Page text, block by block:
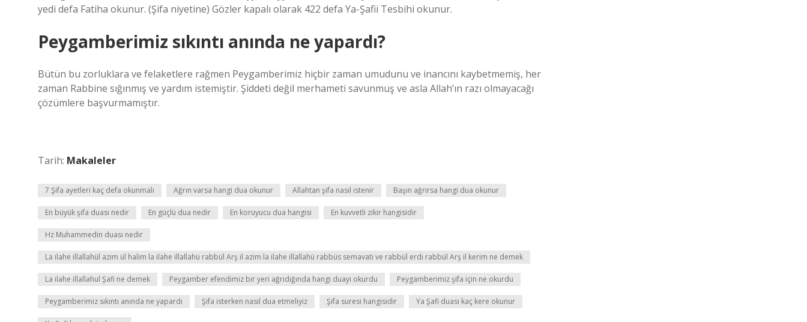
yedi defa Fatiha okunur. (Şifa niyetine) Gözler kapalı olarak 422 defa Ya-Şafii Tesbihi okunur.
Peygamberimiz sıkıntı anında ne yapardı?
Bütün bu zorluklara ve felaketlere rağmen Peygamberimiz hiçbir zaman umudunu ve inancını kaybetmemiş, her
zaman Rabbine sığınmış ve yardım istemiştir. Şiddeti değil merhameti savunmuş ve asla Allah’ın razı olmayacağı
çözümlere başvurmamıştır.
Tarih: Makaleler
7 Şifa ayetleri kaç defa okunmalı Ağrın varsa hangi dua okunur Allahtan şifa nasıl istenir Başın ağrırsa hangi dua okunur
En büyük şifa duası nedir En güçlü dua nedir En koruyucu dua hangisi En kuvvetli zikir hangisidir
Hz Muhammedin duası nedir
La ilahe illallahül azim ül halim la ilahe illallahü rabbül Arş il azim la ilahe illallahü rabbüs semavati ve rabbül erdı rabbül Arş il kerim ne demek
La ilahe illallahul Şafi ne demek Peygamber efendimiz bir yeri ağrıdığında hangi duayı okurdu Peygamberimiz şifa için ne okurdu
Peygamberimiz sıkıntı anında ne yapardı Şifa isterken nasıl dua etmeliyiz Şifa suresi hangisidir Ya Şafi duası kaç kere okunur